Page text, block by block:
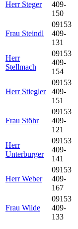
Herr Steger
409-
150
Frau Steindl
09153
409-
131
Herr
Stellmach
09153
409-
154
Herr Stiegler
09153
409-
151
Frau Stöhr
09153
409-
121
Herr
Unterburger
09153
409-
141
Herr Weber
09153
409-
167
Frau Wilde
09153
409-
133